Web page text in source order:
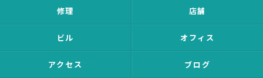
修理 店舗
ビル オフィス
アクセス ブログ